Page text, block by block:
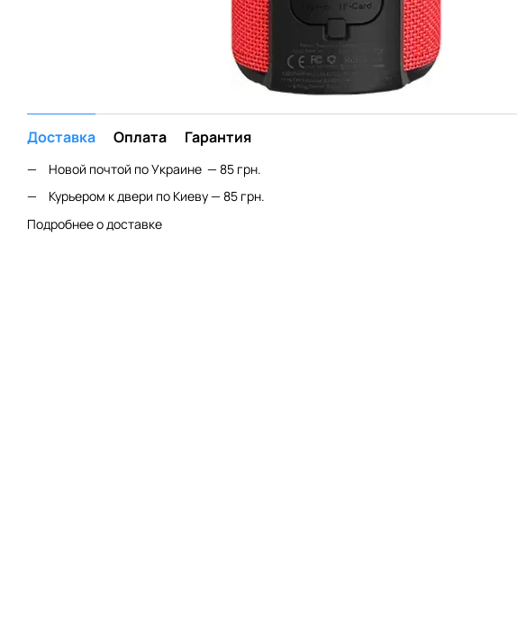
Доставка Оплата Гарантия
Новой почтой по Украине — 85 грн.
Курьером к двери по Киеву — 85 грн.
Подробнее о доставке